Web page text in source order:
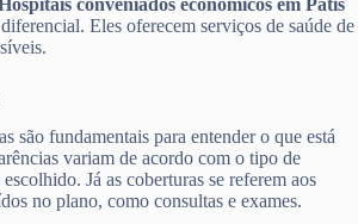
conveniados econômicos em Patis
Eles oferecem serviços de saúde de
são fundamentais para entender o que está
variam de acordo com o tipo de
Já as coberturas se referem aos
no plano, como consultas e exames.